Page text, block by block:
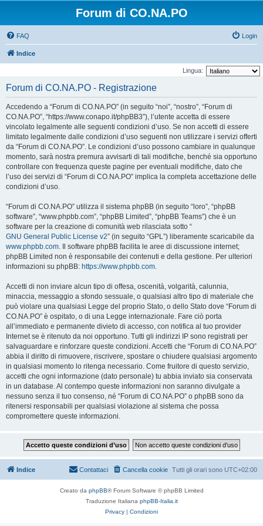
Forum di CO.NA.PO
FAQ Login
Indice
Lingua:
Forum di CO.NA.PO - Registrazione
Accedendo a “Forum di CO.NA.PO” (in seguito “noi”, “nostro”, “Forum di
CO.NA.PO”, “https://www.conapo.it/phpBB3”), l’utente accetta di essere
vincolato legalmente alle seguenti condizioni d’uso. Se non accetti di essere
limitato legalmente dalle condizioni d’uso seguenti non utilizzare i servizi offerti
da “Forum di CO.NA.PO”. Le condizioni d’uso possono cambiare in qualunque
momento, sarà nostra premura avvisarti di tali modifiche, benché sia opportuno
controllare con frequenza queste pagine per eventuali modifiche, dato che
l’uso dei servizi di “Forum di CO.NA.PO” implica la completa accettazione delle
condizioni d’uso.
“Forum di CO.NA.PO” utilizza il sistema phpBB (in seguito “loro”, “phpBB
software”, “www.phpbb.com”, “phpBB Limited”, “phpBB Teams”) che è un
software per la creazione di comunità web rilasciata sotto “
GNU General Public License v2” (in seguito “GPL”) liberamente scaricabile da
www.phpbb.com. Il software phpBB facilita le aree di discussione internet;
phpBB Limited non è responsabile dei contenuti e della gestione. Per ulteriori
informazioni su phpBB: https://www.phpbb.com.
Accetti di non inviare alcun tipo di offesa, oscenità, volgarità, calunnia,
minaccia, messaggio a sfondo sessuale, o qualsiasi altro tipo di materiale che
può violare una qualsiasi Legge del proprio Stato, o dello Stato dove “Forum di
CO.NA.PO” è ospitato, o di una Legge internazionale. Fare ciò porta
all’immediato e permanente divieto di accesso, con notifica al tuo provider
Internet se è ritenuto da noi opportuno. Tutti gli indirizzi IP sono registrati per
salvaguardare e rinforzare queste condizioni. Accetti che “Forum di CO.NA.PO”
abbia il diritto di rimuovere, riscrivere, spostare o chiudere qualsiasi argomento
in qualsiasi momento lo ritenga necessario. Come fruitore di questo servizio,
accetti che ogni informazione (dato personale) tu abbia inviato sia conservata
in un database. Al contempo queste informazioni non saranno divulgate a
nessuno senza il tuo consenso, né “Forum di CO.NA.PO” o phpBB sono da
ritenersi responsabili per qualsiasi violazione al sistema che possa
compromettere queste informazioni.
Indice Tutti gli orari sono UTC+02:00
Cancella cookie
Contattaci
Creato da phpBB® Forum Software © phpBB Limited
Traduzione Italiana phpBB-Italia.it
Privacy | Condizioni